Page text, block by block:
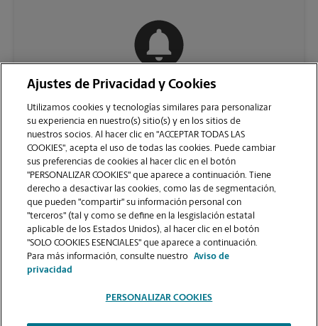
VER LA PÁGINA DE LA TIENDA
Ajustes de Privacidad y Cookies
Utilizamos cookies y tecnologías similares para personalizar
su experiencia en nuestro(s) sitio(s) y en los sitios de
nuestros socios. Al hacer clic en "ACCEPTAR TODAS LAS
COOKIES", acepta el uso de todas las cookies. Puede cambiar
sus preferencias de cookies al hacer clic en el botón
"PERSONALIZAR COOKIES" que aparece a continuación. Tiene
derecho a desactivar las cookies, como las de segmentación,
que pueden "compartir" su información personal con
"terceros" (tal y como se define en la lesgislación estatal
aplicable de los Estados Unidos), al hacer clic en el botón
"SOLO COOKIES ESENCIALES" que aparece a continuación.
Para más información, consulte nuestro
Aviso de
privacidad
PERSONALIZAR COOKIES